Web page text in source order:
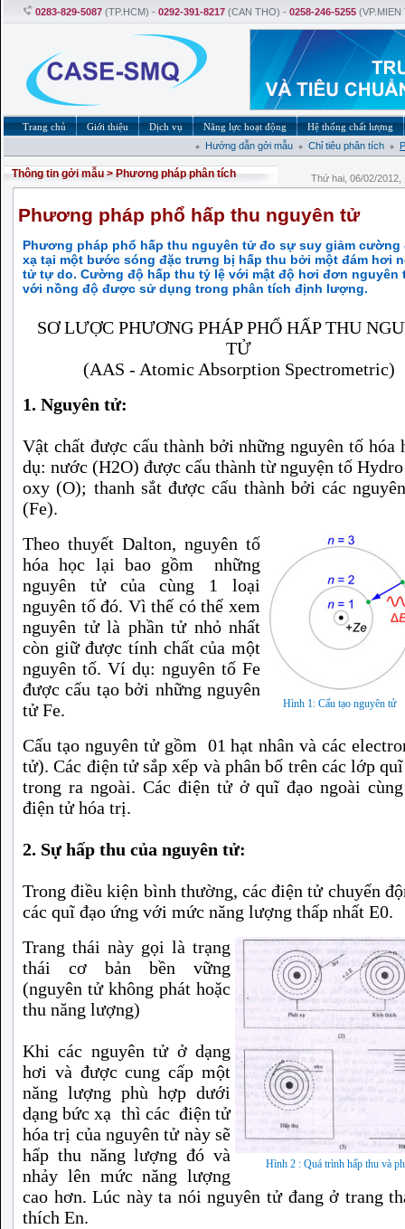
0283-829-5087 (TP.HCM) - 0292-391-8217 (CAN THO) - 0258-246-5255
Trang chủ Giới thiệu Dịch vụ Năng lực hoạt động
Hệ thống chất lượng
Hướng dẫn gởi mẫu
Chỉ tiêu phân tích
Thông tin gởi mẫu>Phương pháp phân tích Thứ hai, 06/02/2012,
Phương pháp phổ hấp thu nguyên tử
Phương pháp phổ hấp thu nguyên tử đo sự suy giảm cường
xạ tại một bước sóng đặc trưng bị hấp thu bởi một đám hơi
tử tự do. Cường độ hấp thu tỷ lệ với mật độ hơi đơn nguyên
với nồng độ được sử dụng trong phân tích định lượng.
SƠ LƯỢC PHƯƠNG PHÁP PHỔ HẤP THU
TỬ
(AAS - Atomic Absorption Spectrometric)
1. Nguyên tử:
Vật chất được cấu thành bởi những nguyên tố hóa
dụ: nước (H2O) được cấu thành từ nguyện tố
oxy (O); thanh sắt được cấu thành bởi các
(Fe).
Hình 1: Cấu tạo nguyên tử
Theo thuyết Dalton, nguyên tố
hóa học lại bao gồm những
nguyên tử của cùng 1 loại
nguyên tố đó. Vì thế có thể xem
nguyên tử là phần tử nhỏ nhất
còn giữ được tính chất của một
nguyên tố. Ví dụ: nguyên tố Fe
được cấu tạo bởi những nguyên
tử Fe.
Cấu tạo nguyên tử gồm 01 hạt nhân và các
tử). Các điện tử sắp xếp và phân bố trên các lớp
trong ra ngoài. Các điện tử ở quĩ đạo ngoài
điện tử hóa trị.
2. Sự hấp thu của nguyên tử:
Trong điều kiện bình thường, các điện tử chuyển
các quĩ đạo ứng với mức năng lượng thấp nhất E0.
Hình 2 : Quá trình hấp thu và
Trang thái này gọi là trạng
thái cơ bản bền vững
(nguyên tử không phát hoặc
thu năng lượng)
Khi các nguyên tử ở dạng
hơi và được cung cấp một
năng lượng phù hợp dưới
dạng bức xạ thì các điện tử
hóa trị của nguyên tử này sẽ
hấp thu năng lượng đó và
nhảy lên mức năng lượng
cao hơn. Lúc này ta nói nguyên tử đang ở trang
thích En.